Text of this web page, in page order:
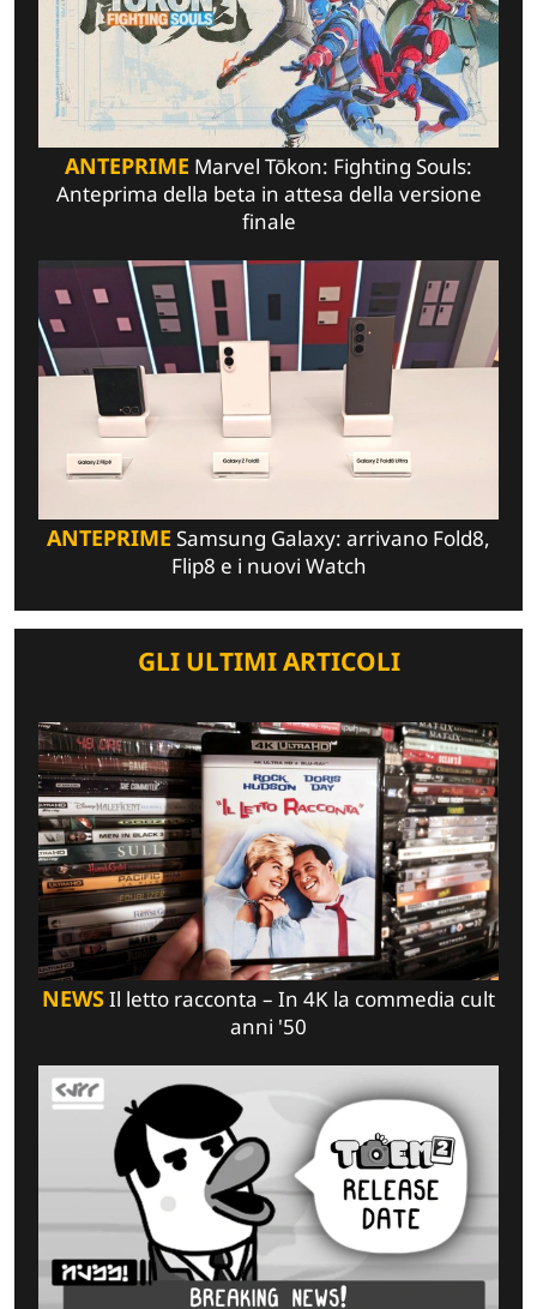
ANTEPRIME Marvel Tōkon: Fighting Souls:
Anteprima della beta in attesa della versione
finale
ANTEPRIME Samsung Galaxy: arrivano Fold8,
Flip8 e i nuovi Watch
GLI ULTIMI ARTICOLI
NEWSIl letto racconta – In 4K la commedia cult
anni '50